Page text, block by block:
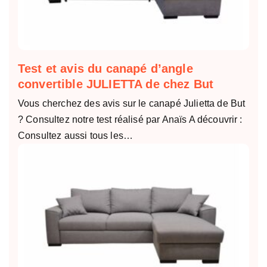
Test et avis du canapé d’angle
convertible JULIETTA de chez But
Vous cherchez des avis sur le canapé Julietta de But
? Consultez notre test réalisé par Anaïs A découvrir :
Consultez aussi tous les…